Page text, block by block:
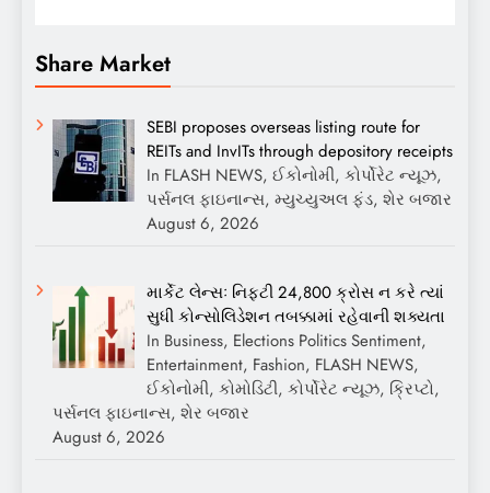
Share Market
SEBI proposes overseas listing route for
REITs and InvITs through depository receipts
In FLASH NEWS, ઈકોનોમી, કોર્પોરેટ ન્યૂઝ,
પર્સનલ ફાઇનાન્સ, મ્યુચ્યુઅલ ફંડ, શેર બજાર
August 6, 2026
માર્કેટ લેન્સઃ નિફ્ટી 24,800 ક્રોસ ન કરે ત્યાં
સુધી કોન્સોલિડેશન તબક્કામાં રહેવાની શક્યતા
In Business, Elections Politics Sentiment,
Entertainment, Fashion, FLASH NEWS,
ઈકોનોમી, કોમોડિટી, કોર્પોરેટ ન્યૂઝ, ક્રિપ્ટો,
પર્સનલ ફાઇનાન્સ, શેર બજાર
August 6, 2026